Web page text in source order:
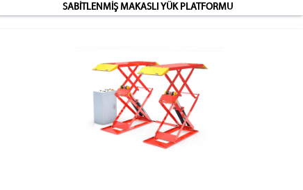
SABİTLENMİŞ MAKASLI YÜK PLATFORMU